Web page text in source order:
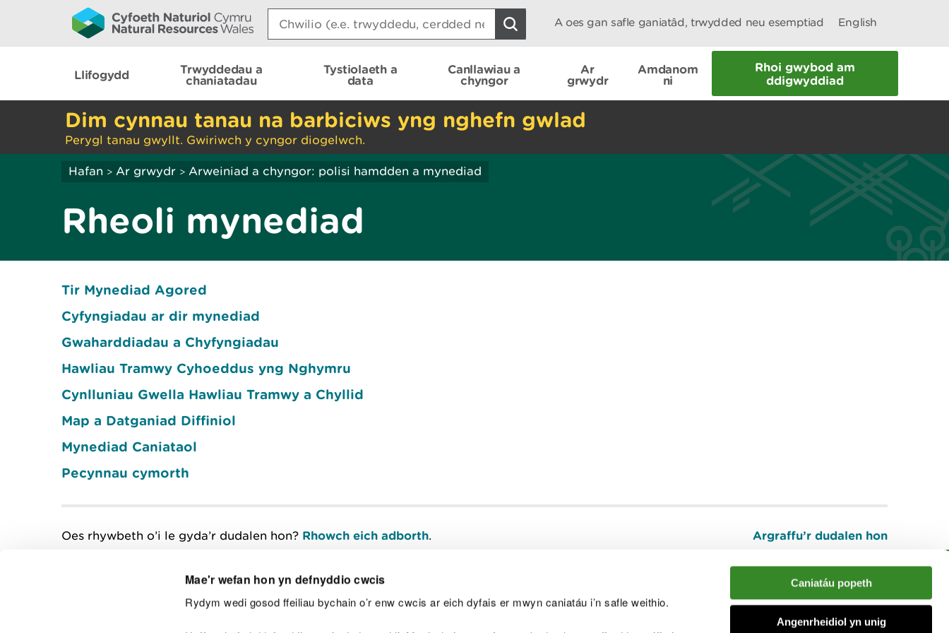
Mae'r wefan hon yn defnyddio cwcis
Rydym wedi gosod ffeiliau bychain o’r enw cwcis ar eich dyfais er mwyn caniatáu i’n safle weithio.
Caniatáu popeth
Angenrheidiol yn unig
Search:
A oes gan safle ganiatâd, trwydded neu esemptiad English
Llifogydd
Trwyddedau a
chaniatadau
Tystiolaeth a
data
Canllawiau a
chyngor
Ar
grwydr
Amdanom
ni
Rhoi gwybod am
ddigwyddiad
Dim cynnau tanau na barbiciws yng nghefn gwlad
Perygl tanau gwyllt. Gwiriwch y cyngor diogelwch.
Hafan > Ar grwydr > Arweiniad a chyngor: polisi hamdden a mynediad
Rheoli mynediad
Tir Mynediad Agored
Cyfyngiadau ar dir mynediad
Gwaharddiadau a Chyfyngiadau
Hawliau Tramwy Cyhoeddus yng Nghymru
Cynlluniau Gwella Hawliau Tramwy a Chyllid
Map a Datganiad Diffiniol
Mynediad Caniataol
Pecynnau cymorth
Oes rhywbeth o’i le gyda’r dudalen hon? Rhowch eich adborth. Argraffu’r dudalen hon
I fyny